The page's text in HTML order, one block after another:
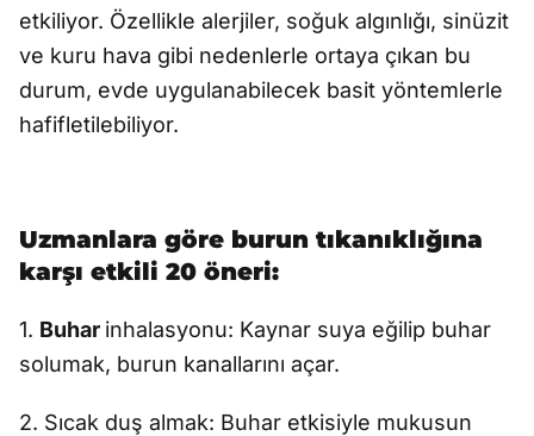
etkiliyor. Özellikle alerjiler, soğuk algınlığı, sinüzit
ve kuru hava gibi nedenlerle ortaya çıkan bu
durum, evde uygulanabilecek basit yöntemlerle
hafifletilebiliyor.
Uzmanlara göre burun tıkanıklığına
karşı etkili 20 öneri:
1. Buhar inhalasyonu: Kaynar suya eğilip buhar
solumak, burun kanallarını açar.
2. Sıcak duş almak: Buhar etkisiyle mukusun